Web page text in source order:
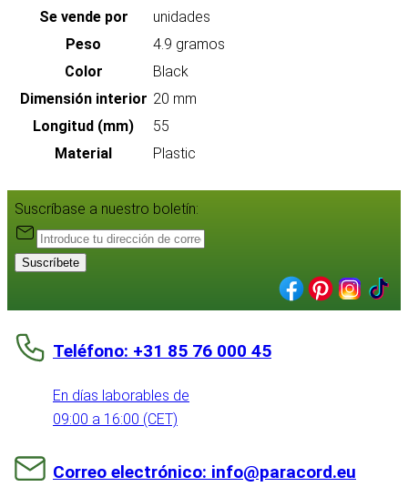
Se vende por
unidades
Peso
4.9 gramos
Color
Black
Dimensión interior 20 mm
Longitud (mm)
55
Material
Plastic
Suscríbase a nuestro boletín:
Suscríbete
Teléfono: +31 85 76 000 45
En días laborables de
09:00 a 16:00 (CET)
Correo electrónico: info@paracord.eu